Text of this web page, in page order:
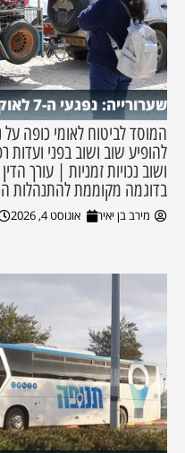
שערורייה: נפגעי ה-7 לאוקטובר ממשיכים להיפגע
להופיע שוב ושוב בפני
ושוב נכויות זמניות | עורך
בדוגמה מקוממת להתנהלות
מירב בן יאיר אוגוסט 4, 2026